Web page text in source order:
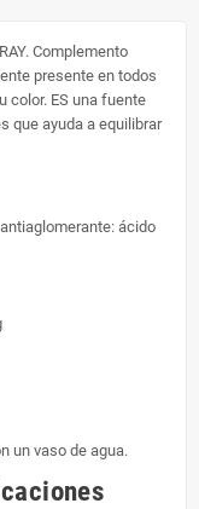
Complemento
presente en todos
color. ES una fuente
que ayuda a equilibrar
ácido
un vaso de agua.